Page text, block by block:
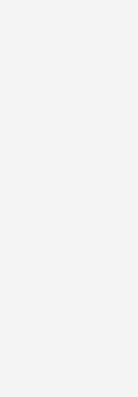
16,6
0 g/km; CO₂-
15,1
0 g/km; CO₂-
kWh-Batterie)
16,6
0 g/km; CO₂-